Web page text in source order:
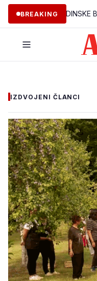
BREAKING
OMLADINSKE BANKE•
IZDVOJENI ČLANCI